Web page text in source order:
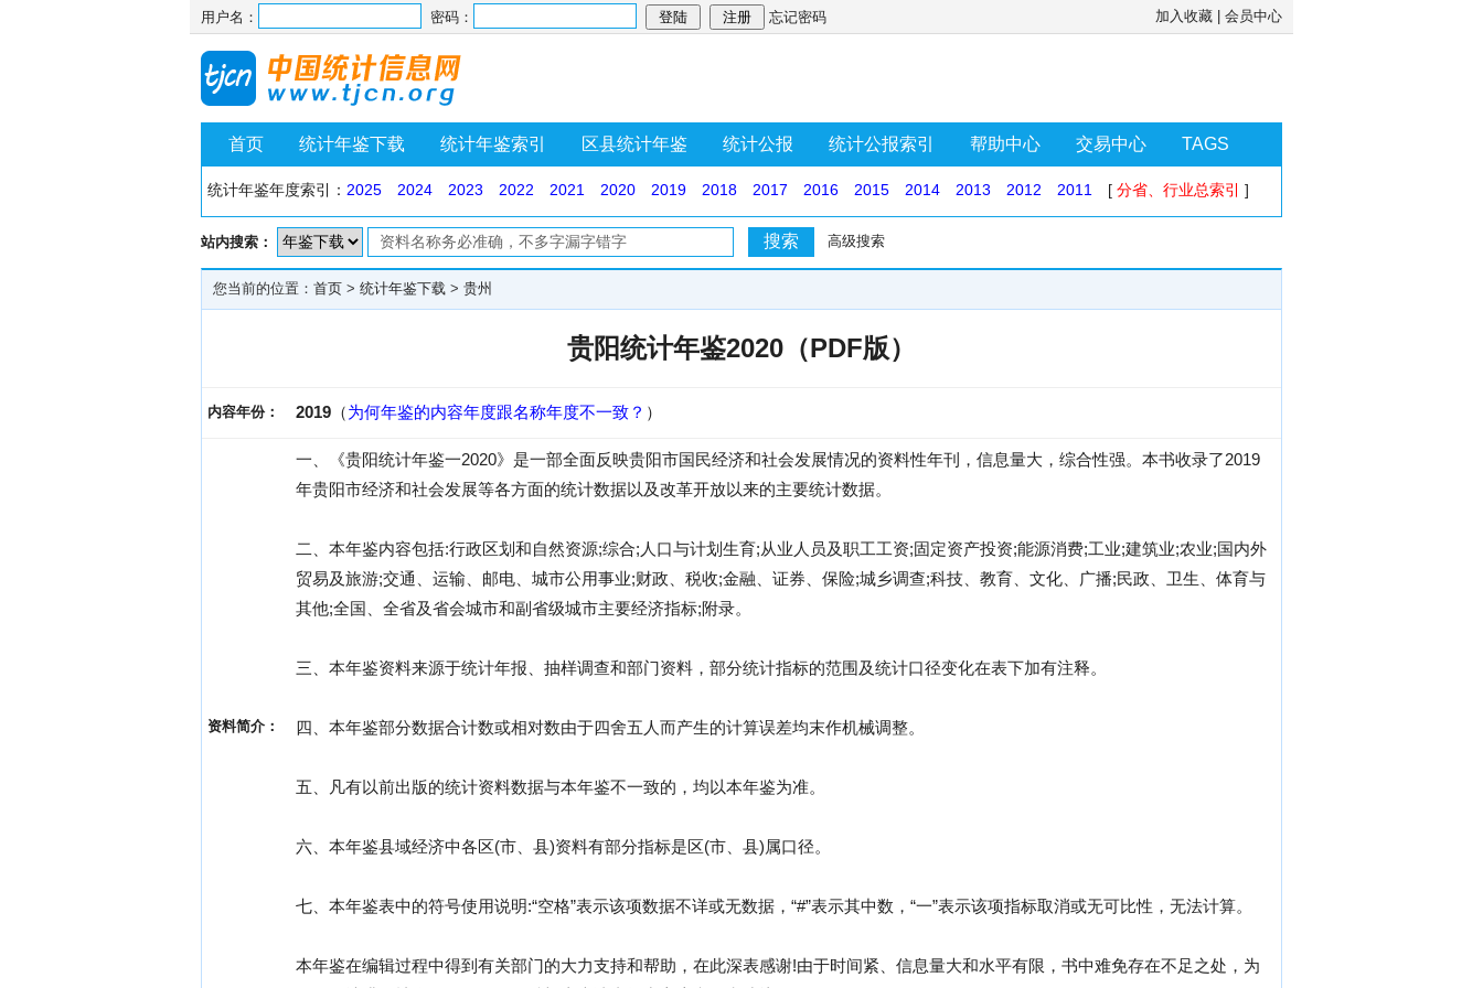
用户名： 密码： 忘记密码 加入收藏 会员中心
首页 统计年鉴下载 统计年鉴索引 区县统计年鉴 统计公报 统计公报索引 帮助中心 交易中心 TAGS
统计年鉴年度索引： 2025 2024 2023 2022 2021 2020 2019 2018 2017 2016 2015 2014 2013 2012 2011 [ 分省、行业总索引 ]
站内搜索： 高级搜索
您当前的位置： 首页 > 统计年鉴下载 > 贵州
贵阳统计年鉴2020（PDF版）
内容年份： 2019 （为何年鉴的内容年度跟名称年度不一致？ ）
资料简介：
一、《贵阳统计年鉴一2020》是一部全面反映贵阳市国民经济和社会发展情况的资料性年刊，信息量大，综合性强。本书收录了2019
年贵阳市经济和社会发展等各方面的统计数据以及改革开放以来的主要统计数据。
二、本年鉴内容包括:行政区划和自然资源;综合;人口与计划生育;从业人员及职工工资;固定资产投资;能源消费;工业;建筑业;农业;国内外
贸易及旅游;交通、运输、邮电、城市公用事业;财政、税收;金融、证券、保险;城乡调查;科技、教育、文化、广播;民政、卫生、体育与
其他;全国、全省及省会城市和副省级城市主要经济指标;附录。
三、本年鉴资料来源于统计年报、抽样调查和部门资料，部分统计指标的范围及统计口径变化在表下加有注释。
四、本年鉴部分数据合计数或相对数由于四舍五人而产生的计算误差均末作机械调整。
五、凡有以前出版的统计资料数据与本年鉴不一致的，均以本年鉴为准。
六、本年鉴县域经济中各区(市、县)资料有部分指标是区(市、县)属口径。
七、本年鉴表中的符号使用说明:“空格”表示该项数据不详或无数据，“#”表示其中数，“一”表示该项指标取消或无可比性，无法计算。
本年鉴在编辑过程中得到有关部门的大力支持和帮助，在此深表感谢!由于时间紧、信息量大和水平有限，书中难免存在不足之处，为